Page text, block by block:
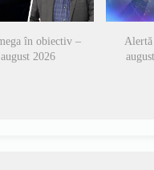
în obiectiv –
2026